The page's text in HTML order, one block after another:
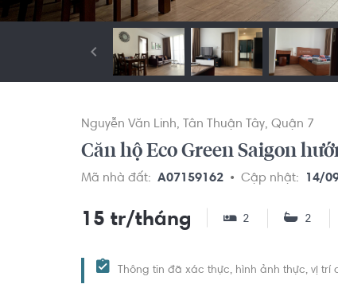
Nguyễn Văn Linh Tân Thuận Tây Quận 7
Căn hộ Eco Green Saigon
Mã nhà đất: A07159162 Cập nhật: 14/
15 tr/tháng 2 2
Thông tin đã xác thực, hình ảnh thực, vị trí